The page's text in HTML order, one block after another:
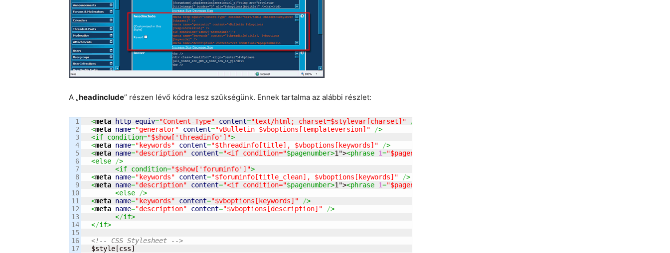
A „headinclude” részen lévő kódra lesz szükségünk. Ennek tartalma az alábbi részlet:
1
2
3
4
5
6
7
8
9
10
11
12
13
14
15
16
17
<meta http-equiv="Content-Type" content="text/html; charset=$stylevar[charset]" /
<meta name="generator" content="vBulletin $vboptions[templateversion]" />
<if condition="$show['threadinfo']">
<meta name="keywords" content="$threadinfo[title], $vboptions[keywords]" />
<meta name="description" content="<if condition="$pagenumber>1"><phrase 1="$pagenumber"
<else
/>
<if condition="$show['foruminfo']">
<meta name="keywords" content="$foruminfo[title_clean], $vboptions[keywords]" />
<meta name="description" content="<if condition="$pagenumber>1"><phrase 1="$pagenumber"
<else
/>
<meta name="keywords" content="$vboptions[keywords]" />
<meta name="description" content="$vboptions[description]" />
</if>
</if>
<!-- CSS Stylesheet -->
  $style[css]